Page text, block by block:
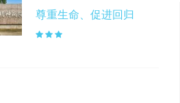
尊重生命、促进回归